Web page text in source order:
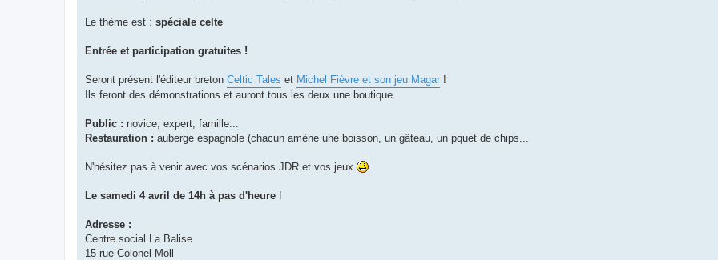
Le thème est : spéciale celte
Entrée et participation gratuites !
Seront présent l'éditeur breton Celtic Tales et Michel Fièvre et son jeu Magar !
Ils feront des démonstrations et auront tous les deux une boutique.
Public : novice, expert, famille...
Restauration : auberge espagnole (chacun amène une boisson, un gâteau, un pquet de chips...
N'hésitez pas à venir avec vos scénarios JDR et vos jeux
Le samedi 4 avril de 14h à pas d'heure !
Adresse :
Centre social La Balise
15 rue Colonel Moll